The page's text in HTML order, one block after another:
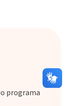
programa